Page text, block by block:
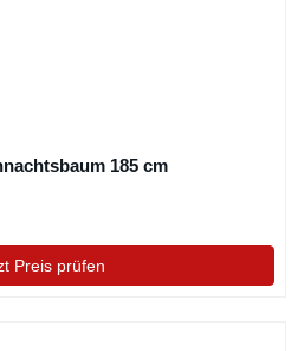
185 cm
Preis prüfen